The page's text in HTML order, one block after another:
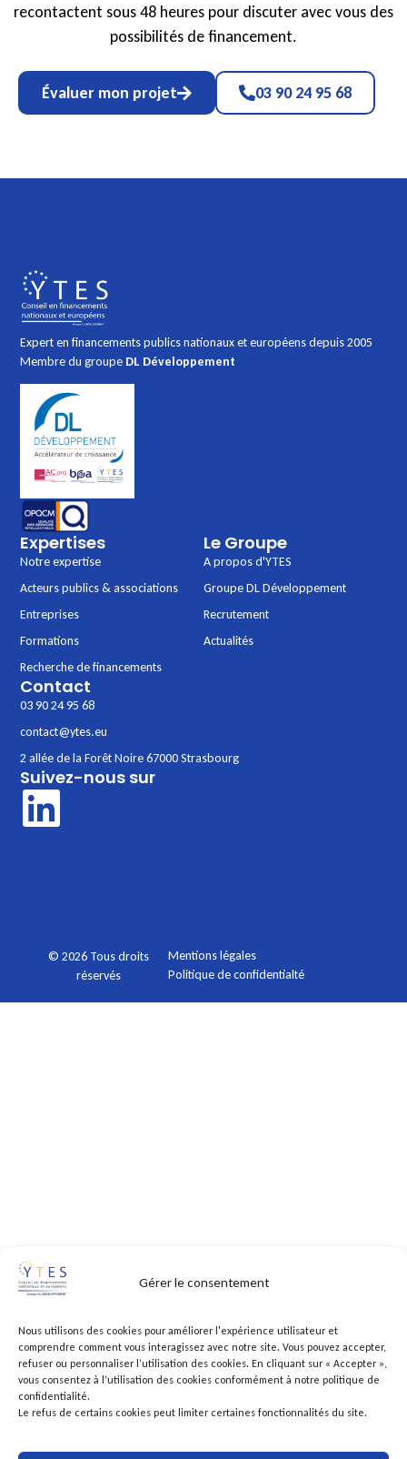
Gérer le consentement
Nous utilisons des cookies pour améliorer l'expérience utilisateur et
comprendre comment vous interagissez avec notre site. Vous pouvez accepter,
refuser ou personnaliser l’utilisation des cookies. En cliquant sur « Accepter »,
vous consentez à l’utilisation des cookies conformément à notre politique de
confidentialité.
Le refus de certains cookies peut limiter certaines fonctionnalités du site.
recontactent sous 48 heures pour discuter avec vous des
possibilités de financement.
Évaluer mon projet 03 90 24 95 68
Expert en financements publics nationaux et européens depuis 2005
Membre du groupe DL Développement
Expertises
Notre expertise
Acteurs publics & associations
Entreprises
Formations
Recherche de financements
Le Groupe
A propos d'YTES
Groupe DL Développement
Recrutement
Actualités
Contact
03 90 24 95 68
contact@ytes.eu
2 allée de la Forêt Noire 67000 Strasbourg
Suivez-nous sur
© 2026 Tous droits
réservés
Mentions légales
Politique de confidentialté